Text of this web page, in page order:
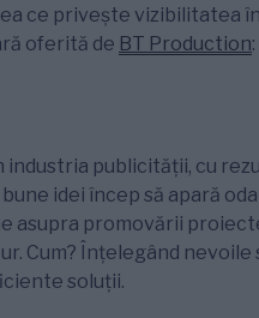
ce privește vizibilitatea
oferită de BT Production:
industria publicității, cu
idei încep să apară
asupra promovării
Cum? Înțelegând
soluții.